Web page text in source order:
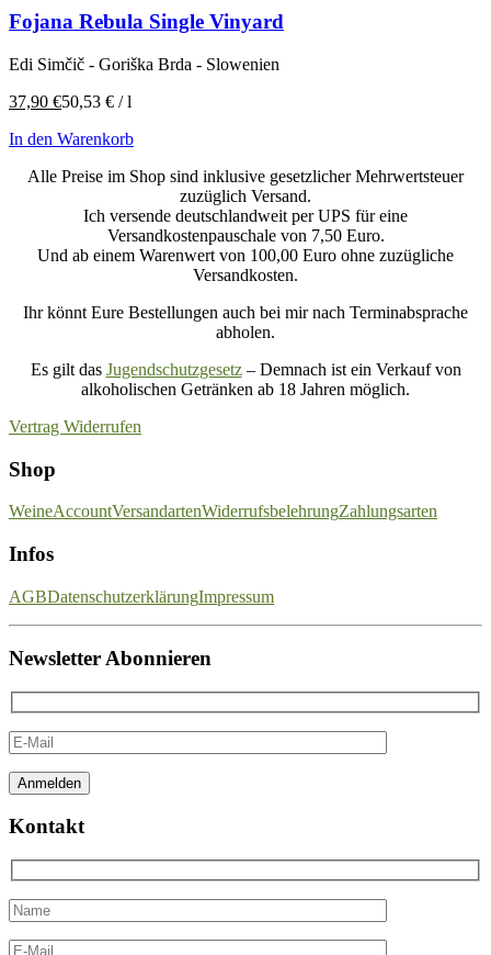
Fojana Rebula Single Vinyard
Edi Simčič - Goriška Brda - Slowenien
37,90 €50,53 € /l
In den Warenkorb
Alle Preise im Shop sind inklusive gesetzlicher Mehrwertsteuer
zuzüglich Versand.
Ich versende deutschlandweit per UPS für eine
Versandkostenpauschale von 7,50 Euro.
Und ab einem Warenwert von 100,00 Euro ohne zuzügliche
Versandkosten.
Ihr könnt Eure Bestellungen auch bei mir nach Terminabsprache
abholen.
Es gilt das Jugendschutzgesetz– Demnach ist ein Verkauf von
alkoholischen Getränken ab 18 Jahren möglich.
Vertrag Widerrufen
Shop
WeineAccountVersandartenWiderrufsbelehrungZahlungsarten
Infos
AGBDatenschutzerklärungImpressum
Newsletter Abonnieren
Kontakt